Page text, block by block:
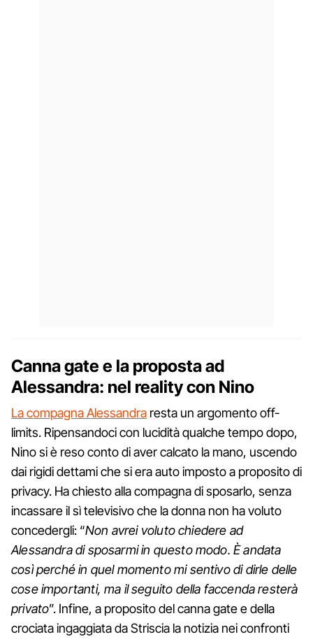
Canna gate e la proposta ad
Alessandra: nel reality con Nino
La compagna Alessandra resta un argomento off-
limits. Ripensandoci con lucidità qualche tempo dopo,
Nino si è reso conto di aver calcato la mano, uscendo
dai rigidi dettami che si era auto imposto a proposito di
privacy. Ha chiesto alla compagna di sposarlo, senza
incassare il sì televisivo che la donna non ha voluto
concedergli: “Non avrei voluto chiedere ad
Alessandra di sposarmi in questo modo. È andata
così perché in quel momento mi sentivo di dirle delle
cose importanti, ma il seguito della faccenda resterà
privato”. Infine, a proposito del canna gate e della
crociata ingaggiata da Striscia la notizia nei confronti